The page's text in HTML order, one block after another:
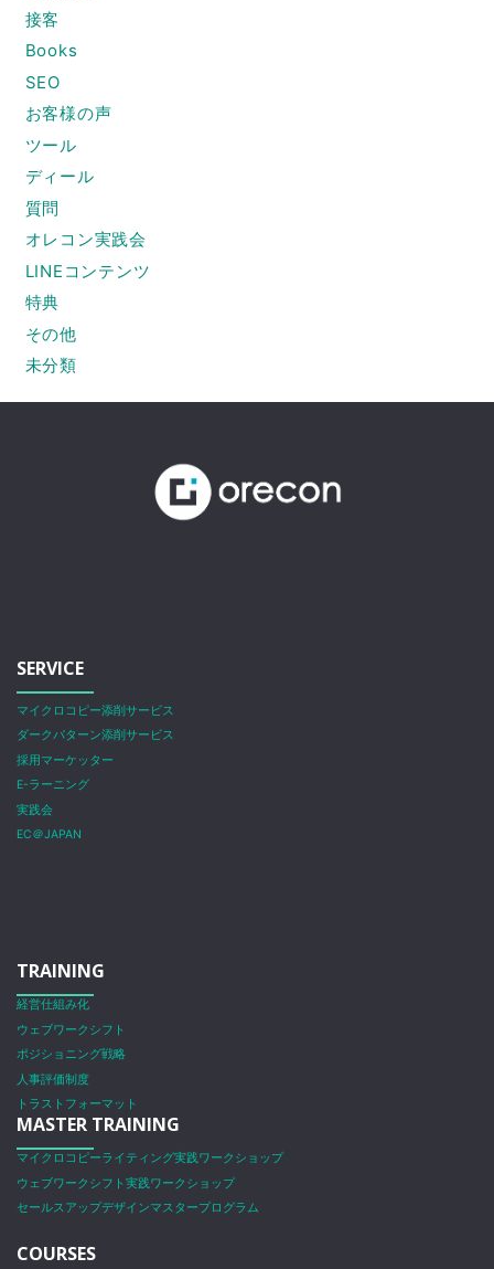
接客
Books
SEO
お客様の声
ツール
ディール
質問
オレコン実践会
LINEコンテンツ
特典
その他
未分類
SERVICE
マイクロコピー添削サービス
ダークパターン添削サービス
採用マーケッター
E-ラーニング
実践会
EC＠JAPAN
TRAINING
経営仕組み化
ウェブワークシフト
ポジショニング戦略
人事評価制度
トラストフォーマット
MASTER TRAINING
マイクロコピーライティング実践ワークショップ
ウェブワークシフト実践ワークショップ
セールスアップデザインマスタープログラム
COURSES